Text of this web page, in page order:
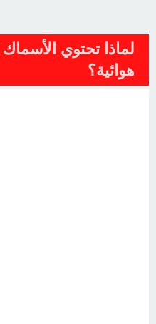
لماذا تحتوي
هوائية؟